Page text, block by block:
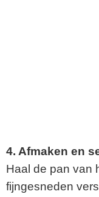
4. Afmaken en
Haal de pan van
fijngesneden